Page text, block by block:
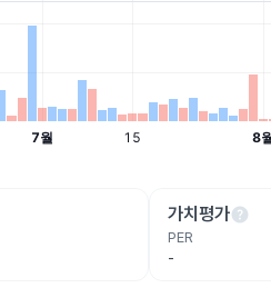
가치평가help
PER
-